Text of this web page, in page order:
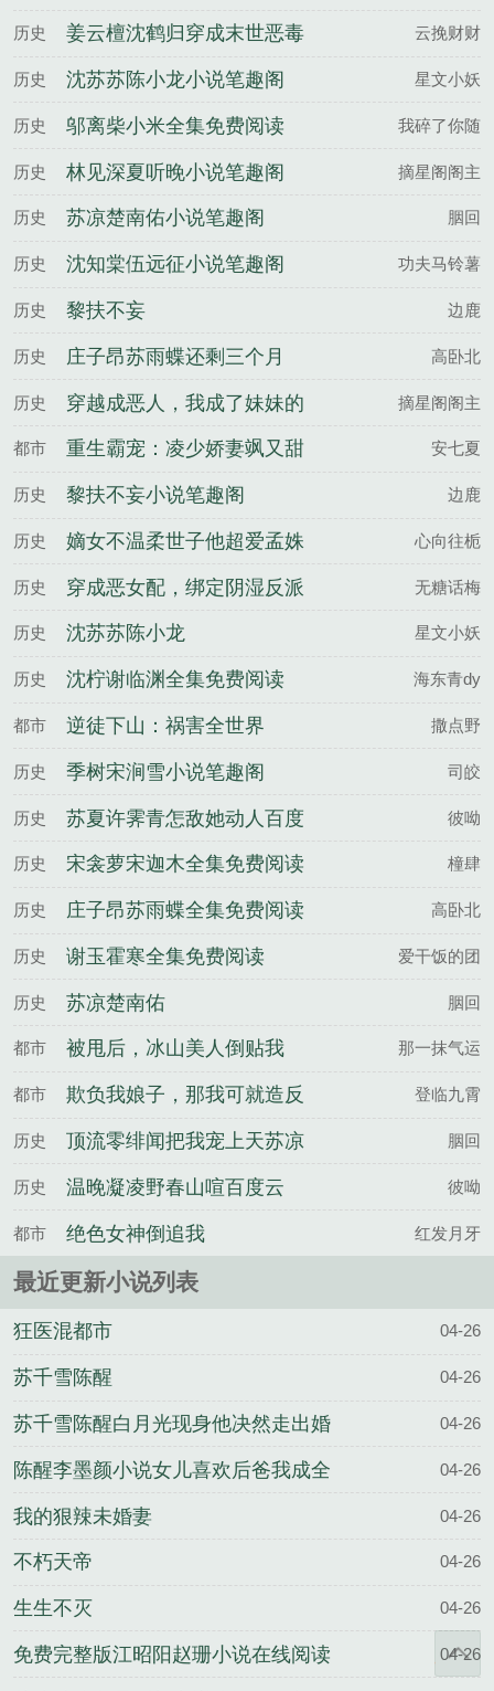
历史
姜云檀沈鹤归穿成末世恶毒
女配后成香饽饽了百度云
云挽财财
历史 沈苏苏陈小龙小说笔趣阁 星文小妖
历史 邬离柴小米全集免费阅读 我碎了你随
历史 林见深夏听晚小说笔趣阁 摘星阁阁主
历史 苏凉楚南佑小说笔趣阁 胭回
历史 沈知棠伍远征小说笔趣阁 功夫马铃薯
历史 黎扶不妄 边鹿
历史
庄子昂苏雨蝶还剩三个月
命，请让我从容赴死百度云
高卧北
历史
穿越成恶人，我成了妹妹的
救世主林见深夏听晚全文完
整版
摘星阁阁主
都市 重生霸宠：凌少娇妻飒又甜 安七夏
历史 黎扶不妄小说笔趣阁 边鹿
历史
嫡女不温柔世子他超爱孟姝
月傅云濯全文完整版
心向往栀
历史
穿成恶女配，绑定阴湿反派
黑化前姜岁谢砚寒全文完整
版
无糖话梅
历史 沈苏苏陈小龙 星文小妖
历史 沈柠谢临渊全集免费阅读 海东青dy
都市 逆徒下山：祸害全世界 撒点野
历史 季树宋涧雪小说笔趣阁 司皎
历史
苏夏许霁青怎敌她动人百度
云
彼呦
历史 宋衾萝宋迦木全集免费阅读 橦肆
历史 庄子昂苏雨蝶全集免费阅读 高卧北
历史 谢玉霍寒全集免费阅读 爱干饭的团
历史 苏凉楚南佑 胭回
都市 被甩后，冰山美人倒贴我 那一抹气运
都市
欺负我娘子，那我可就造反
了
登临九霄
历史
顶流零绯闻把我宠上天苏凉
楚南佑全文完整版
胭回
历史 温晚凝凌野春山喧百度云 彼呦
都市 绝色女神倒追我 红发月牙
最近更新小说列表
狂医混都市 04-26
苏千雪陈醒 04-26
苏千雪陈醒白月光现身他决然走出婚
姻围城
04-26
陈醒李墨颜小说女儿喜欢后爸我成全
他们一家三口
04-26
我的狠辣未婚妻 04-26
不朽天帝 04-26
生生不灭 04-26
免费完整版江昭阳赵珊小说在线阅读 04-26